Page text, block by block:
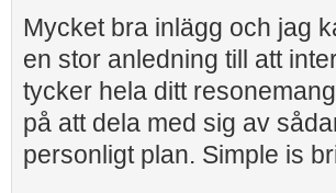
Mycket bra inlägg och jag
en stor anledning till att
tycker hela ditt
på att dela med sig av
personligt plan. Simple is